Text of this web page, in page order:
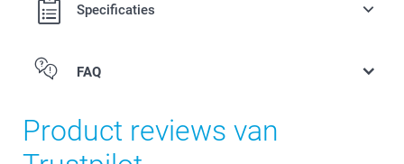
Specificaties
FAQ
Product reviews van